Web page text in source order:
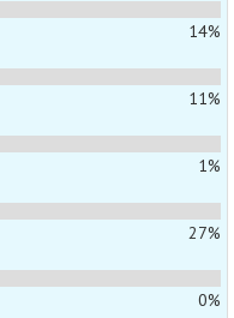
14%
11%
1%
27%
0%